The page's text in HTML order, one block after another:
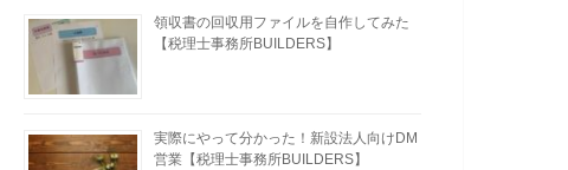
領収書の回収用ファイルを自作してみた
【税理士事務所BUILDERS】
実際にやって分かった！新設法人向けDM
営業【税理士事務所BUILDERS】